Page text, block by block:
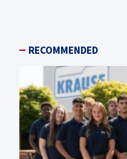
RECOMMENDED